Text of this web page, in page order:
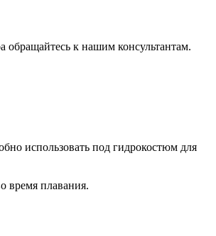
к нашим консультантам.
использовать под гидрокостюм для
время плавания.